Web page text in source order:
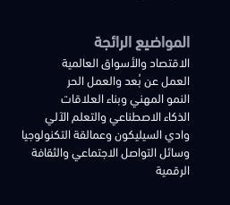
المواضيع الرائجة
الاقتصاد والأسواق العالمية
العمل عن بُعد والعمل الحر
النمو المهني وبناء العلاقات
الذكاء الاصطناعي والتعلم الآلي
وادي السيليكون وعمالقة التكنولوجيا
وسائل التواصل الاجتماعي والثقافة
الرقمية